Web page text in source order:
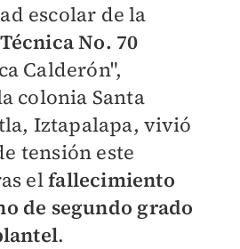
escolar de la
No. 70
Calderón",
colonia Santa
Iztapalapa, vivió
tensión este
elfallecimiento
de segundo grado
.